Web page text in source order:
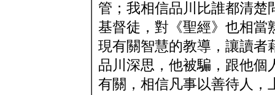
管；我相信品川比誰都清楚
基督徒，對《聖經》也相當
現有關智慧的教導，讓讀者
品川深思，他被騙，跟他個
有關，相信凡事以善待人，